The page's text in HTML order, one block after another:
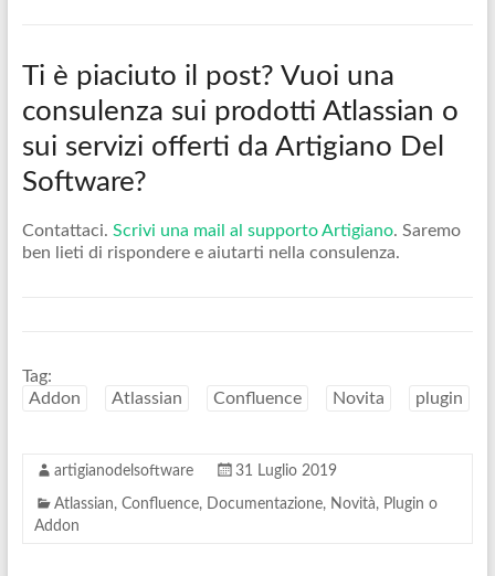
Ti è piaciuto il post? Vuoi una
consulenza sui prodotti Atlassian o
sui servizi offerti da Artigiano Del
Software?
Contattaci. Scrivi una mail al supporto Artigiano. Saremo
ben lieti di rispondere e aiutarti nella consulenza.
Tag:
Addon
Atlassian Confluence Novita plugin
artigianodelsoftware 31 Luglio 2019
Atlassian, Confluence, Documentazione, Novità, Plugin o
Addon